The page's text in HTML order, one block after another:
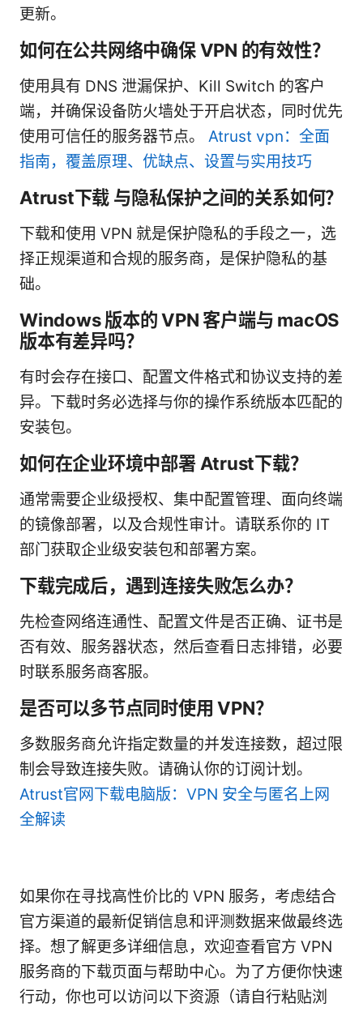
更新。
如何在公共网络中确保 VPN 的有效性？
使用具有 DNS 泄漏保护、Kill Switch 的客户
端，并确保设备防火墙处于开启状态，同时优先
使用可信任的服务器节点。 Atrust vpn：全面
指南，覆盖原理、优缺点、设置与实用技巧
Atrust下载 与隐私保护之间的关系如何？
下载和使用 VPN 就是保护隐私的手段之一，选
择正规渠道和合规的服务商，是保护隐私的基
础。
Windows 版本的 VPN 客户端与 macOS
版本有差异吗？
有时会存在接口、配置文件格式和协议支持的差
异。下载时务必选择与你的操作系统版本匹配的
安装包。
如何在企业环境中部署 Atrust下载？
通常需要企业级授权、集中配置管理、面向终端
的镜像部署，以及合规性审计。请联系你的 IT
部门获取企业级安装包和部署方案。
下载完成后，遇到连接失败怎么办？
先检查网络连通性、配置文件是否正确、证书是
否有效、服务器状态，然后查看日志排错，必要
时联系服务商客服。
是否可以多节点同时使用 VPN？
多数服务商允许指定数量的并发连接数，超过限
制会导致连接失败。请确认你的订阅计划。
Atrust官网下载电脑版：VPN 安全与匿名上网
全解读
如果你在寻找高性价比的 VPN 服务，考虑结合
官方渠道的最新促销信息和评测数据来做最终选
择。想了解更多详细信息，欢迎查看官方 VPN
服务商的下载页面与帮助中心。为了方便你快速
行动，你也可以访问以下资源（请自行粘贴浏